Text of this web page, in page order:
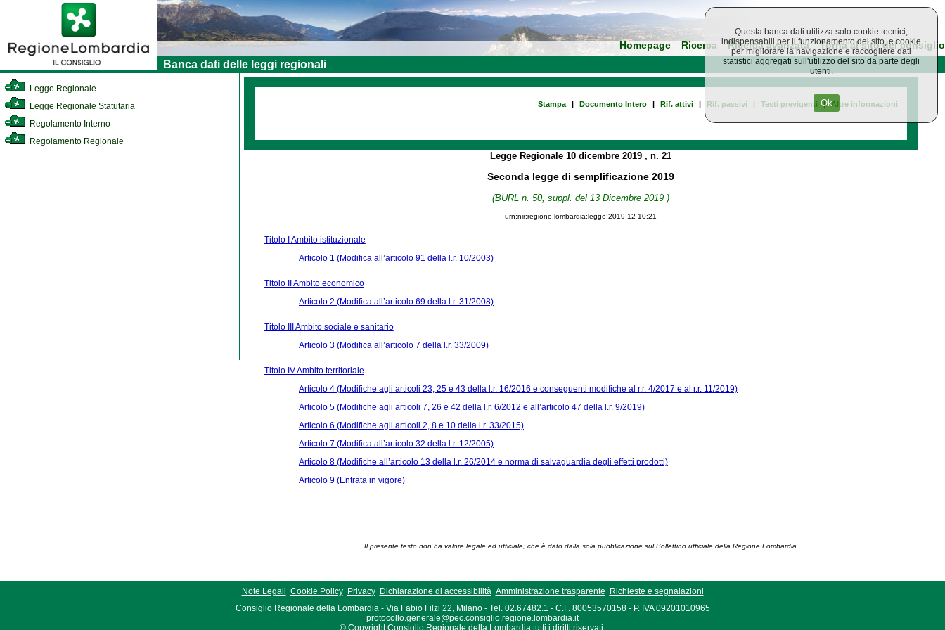
Homepage Ricerca Ricerca avanzata Torna al sito del consiglio
Banca dati delle leggi regionali
Legge Regionale
Legge Regionale Statutaria
Regolamento Interno
Regolamento Regionale
Stampa | Documento Intero | Rif. attivi | Rif. passivi | Testi previgenti | Altre informazioni
Legge Regionale 10 dicembre 2019 , n. 21
Seconda legge di semplificazione 2019
(BURL n. 50, suppl. del 13 Dicembre 2019 )
urn:nir:regione.lombardia:legge:2019-12-10;21
Titolo I Ambito istituzionale
Articolo 1 (Modifica all’articolo 91 della l.r. 10/2003)
Titolo II Ambito economico
Articolo 2 (Modifica all’articolo 69 della l.r. 31/2008)
Titolo III Ambito sociale e sanitario
Articolo 3 (Modifica all’articolo 7 della l.r. 33/2009)
Titolo IV Ambito territoriale
Articolo 4 (Modifiche agli articoli 23, 25 e 43 della l.r. 16/2016 e conseguenti modifiche al r.r. 4/2017 e al r.r. 11/2019)
Articolo 5 (Modifiche agli articoli 7, 26 e 42 della l.r. 6/2012 e all’articolo 47 della l.r. 9/2019)
Articolo 6 (Modifiche agli articoli 2, 8 e 10 della l.r. 33/2015)
Articolo 7 (Modifica all’articolo 32 della l.r. 12/2005)
Articolo 8 (Modifiche all’articolo 13 della l.r. 26/2014 e norma di salvaguardia degli effetti prodotti)
Articolo 9 (Entrata in vigore)
Il presente testo non ha valore legale ed ufficiale, che è dato dalla sola pubblicazione sul Bollettino ufficiale della Regione Lombardia
Note Legali Cookie Policy Privacy Dichiarazione di accessibilità Amministrazione trasparente
Richieste e segnalazioni
Consiglio Regionale della Lombardia - Via Fabio Filzi 22, Milano - Tel. 02.67482.1 - C.F. 80053570158 - P. IVA 09201010965
protocollo.generale@pec.consiglio.regione.lombardia.it
© Copyright Consiglio Regionale della Lombardia tutti i diritti riservati.
Questa banca dati utilizza solo cookie tecnici,
indispensabili per il funzionamento del sito, e cookie
per migliorare la navigazione e raccogliere dati
statistici aggregati sull'utilizzo del sito da parte degli
utenti.
Ok